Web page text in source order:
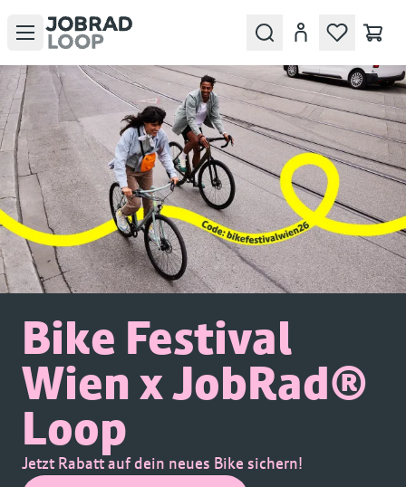
Open menu SearchAccount
Bike Festival
Wien x JobRad®
Loop
Jetzt Rabatt auf dein neues Bike sichern!